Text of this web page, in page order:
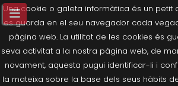
Una cookie o galeta informàtica és un petit
es guarda en el seu navegador cada
pàgina web. La utilitat de les cookies és
seva activitat a la nostra pàgina web, de
novament, aquesta pugui identificar-li i
la mateixa sobre la base dels seus hàbits